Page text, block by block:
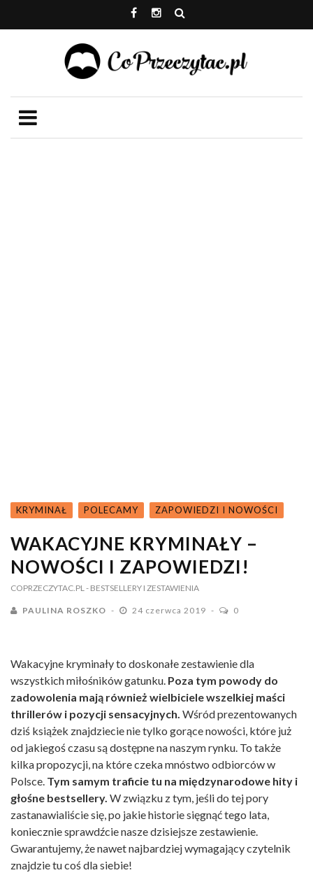
KRYMINAŁ POLECAMY ZAPOWIEDZI I NOWOŚCI
WAKACYJNE KRYMINAŁY –
NOWOŚCI I ZAPOWIEDZI!
COPRZECZYTAC.PL - BESTSELLERY I ZESTAWIENIA
PAULINA ROSZKO 24 czerwca 2019 0
Wakacyjne kryminały to doskonałe zestawienie dla
wszystkich miłośników gatunku. Poza tym powody do
zadowolenia mają również wielbiciele wszelkiej maści
thrillerów i pozycji sensacyjnych. Wśród prezentowanych
dziś książek znajdziecie nie tylko gorące nowości, które już
od jakiegoś czasu są dostępne na naszym rynku. To także
kilka propozycji, na które czeka mnóstwo odbiorców w
Polsce. Tym samym traficie tu na międzynarodowe hity i
głośne bestsellery. W związku z tym, jeśli do tej pory
zastanawialiście się, po jakie historie sięgnąć tego lata,
koniecznie sprawdźcie nasze dzisiejsze zestawienie.
Gwarantujemy, że nawet najbardziej wymagający czytelnik
znajdzie tu coś dla siebie!